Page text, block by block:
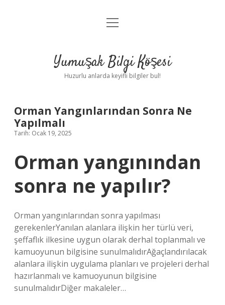
Anasayfa
Yasal Uyarı
menüyü
Yumuşak Bilgi Köşesi
Huzurlu anlarda keyifli bilgiler bul!
Orman Yangınlarından Sonra Ne
Yapılmalı
Tarih: Ocak 19, 2025
Orman yangınından
sonra ne yapılır?
Orman yangınlarından sonra yapılması
gerekenlerYanılan alanlara ilişkin her türlü veri,
şeffaflık ilkesine uygun olarak derhal toplanmalı ve
kamuoyunun bilgisine sunulmalıdırAğaçlandırılacak
alanlara ilişkin uygulama planları ve projeleri derhal
hazırlanmalı ve kamuoyunun bilgisine
sunulmalıdırDiğer makaleler…